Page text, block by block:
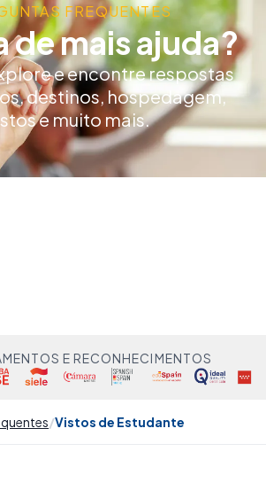
FREQUENTES
de mais ajuda?
e encontre respostas
destinos, hospedagem,
e muito mais.
E RECONHECIMENTOS
Vistos de Estudante